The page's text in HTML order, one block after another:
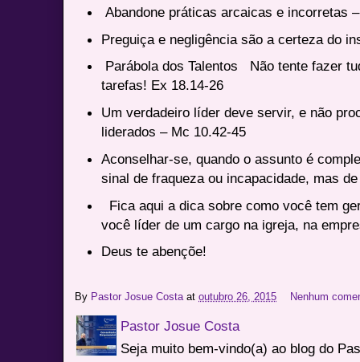
Abandone práticas arcaicas e incorretas
Preguiça e negligência são a certeza do
Parábola dos Talentos Não tente fazer
tarefas! Ex 18.14-26
Um verdadeiro líder deve servir, e não
liderados – Mc 10.42-45
Aconselhar-se, quando o assunto é
sinal de fraqueza ou incapacidade, mas
Fica aqui a dica sobre como você tem
você líder de um cargo na igreja, na
Deus te abençõe!
By Pastor Josue Costa atoutubro 26, 2015 Nenhum
Pastor Josue Costa
Seja muito bem-vindo(a) ao blog do